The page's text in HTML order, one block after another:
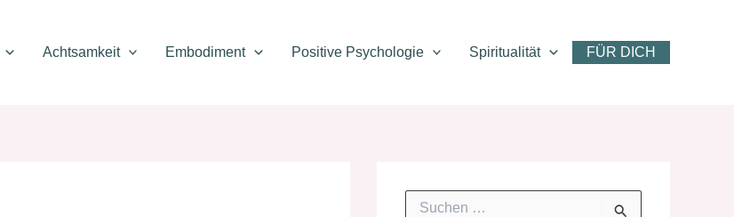
Achtsamkeit Embodiment Positive Psychologie Spiritualität FÜR DICH